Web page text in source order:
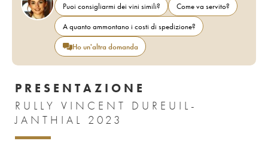
Puoi consigliarmi dei vini simili?
Come va servito?
A quanto ammontano i costi di spedizione?
Ho un'altra domanda
PRESENTAZIONE
RULLY VINCENT DUREUIL-
JANTHIAL 2023